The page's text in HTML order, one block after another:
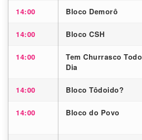
14:00 Bloco Demorô
14:00 Bloco CSH
14:00
Tem Churrasco Todo
Dia
14:00 Bloco Tôdoido?
14:00 Bloco do Povo